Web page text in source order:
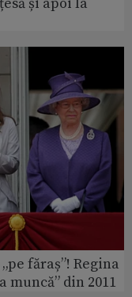
făraș”! Regina
din 2011